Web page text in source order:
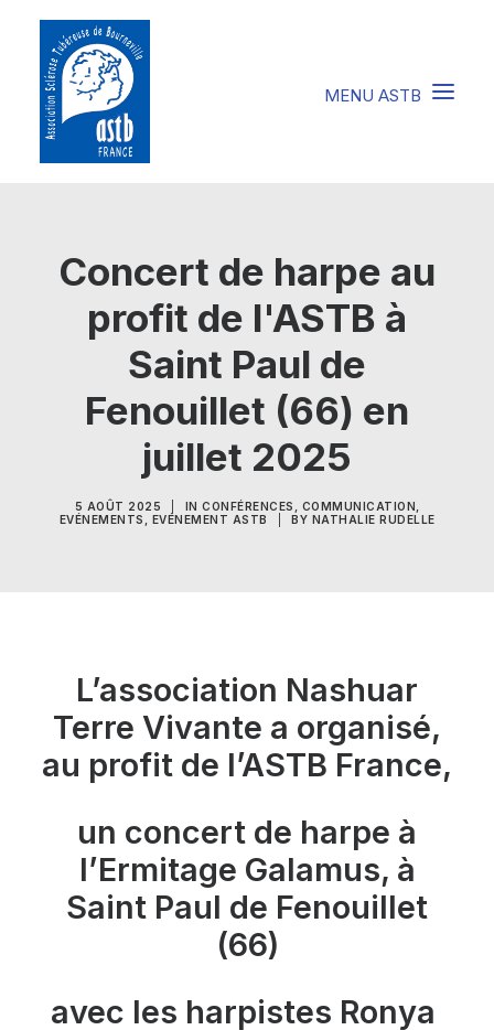
SOIGNER LA STB
VIVRE AVEC LA STB
SOUTENIR L’ASTB
EVENEMENTS / ACTU
FAIRE UN DON
RECHERCHE
Concert de harpe au
profit de l'ASTB à
Saint Paul de
Fenouillet (66) en
juillet 2025
5 AOÛT 2025 IN CONFÉRENCES COMMUNICATION
EVÉNEMENTS
EVÉNEMENT ASTB BY NATHALIE RUDELLE
L’association Nashuar
Terre Vivante a organisé,
au profit de l’ASTB France,
un concert de harpe à
l’Ermitage Galamus, à
Saint Paul de Fenouillet
(66)
avec les harpistes Ronya